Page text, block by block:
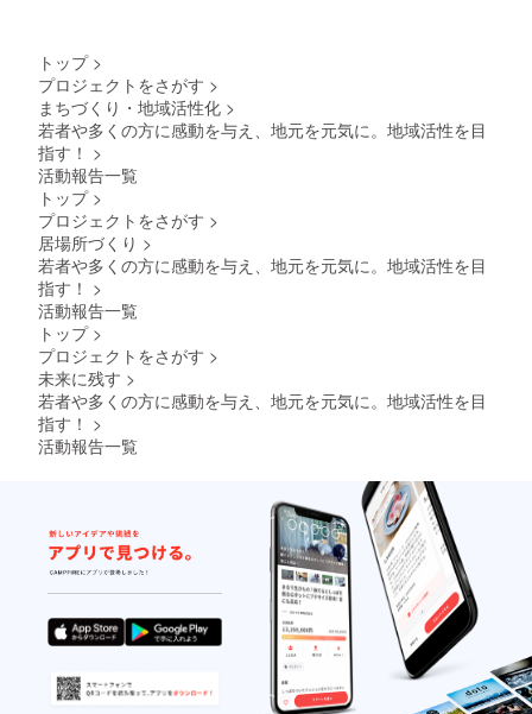
トップ >
プロジェクトをさがす >
まちづくり・地域活性化 >
若者や多くの方に感動を与え、地元を元気に。地域活性を目
指す！ >
活動報告一覧
トップ >
プロジェクトをさがす >
居場所づくり >
若者や多くの方に感動を与え、地元を元気に。地域活性を目
指す！ >
活動報告一覧
トップ >
プロジェクトをさがす >
未来に残す >
若者や多くの方に感動を与え、地元を元気に。地域活性を目
指す！ >
活動報告一覧